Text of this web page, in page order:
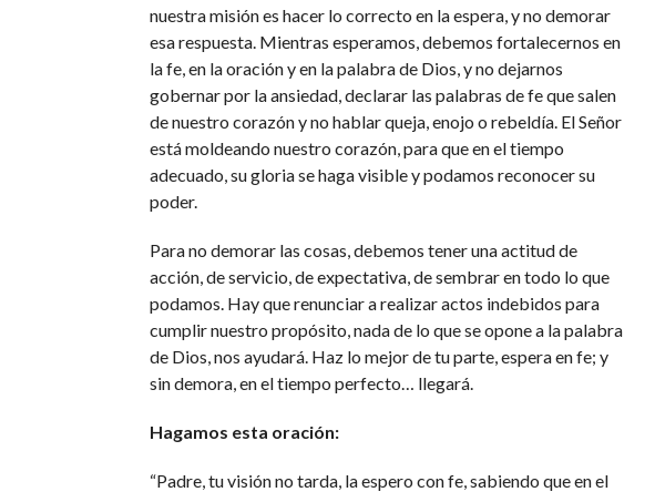
nuestra misión es hacer lo correcto en la espera, y no demorar
esa respuesta. Mientras esperamos, debemos fortalecernos en
la fe, en la oración y en la palabra de Dios, y no dejarnos
gobernar por la ansiedad, declarar las palabras de fe que salen
de nuestro corazón y no hablar queja, enojo o rebeldía. El Señor
está moldeando nuestro corazón, para que en el tiempo
adecuado, su gloria se haga visible y podamos reconocer su
poder.
Para no demorar las cosas, debemos tener una actitud de
acción, de servicio, de expectativa, de sembrar en todo lo que
podamos. Hay que renunciar a realizar actos indebidos para
cumplir nuestro propósito, nada de lo que se opone a la palabra
de Dios, nos ayudará. Haz lo mejor de tu parte, espera en fe; y
sin demora, en el tiempo perfecto… llegará.
Hagamos esta oración:
“Padre, tu visión no tarda, la espero con fe, sabiendo que en el